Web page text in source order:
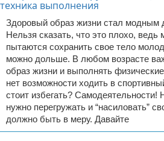
Здоровый образ жизни стал модным
Нельзя сказать, что это плохо,
пытаются сохранить свое тело
можно дольше. В любом возрасте
образ жизни и выполнять
нет возможности ходить в
стоит избегать? Самодеятельности!
нужно перегружать и “насиловать”
должно быть в меру. Давайте